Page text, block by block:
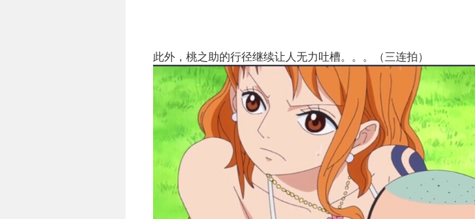
此外，桃之助的行径继续让人无力吐槽。。。（三连拍）